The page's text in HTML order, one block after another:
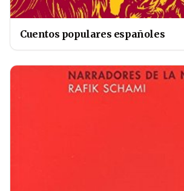
Cuentos populares españoles